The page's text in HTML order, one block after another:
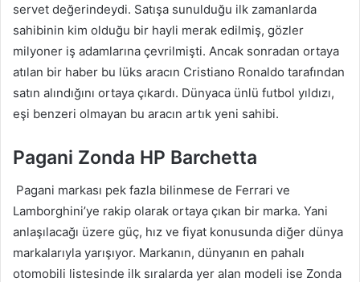
servet değerindeydi. Satışa sunulduğu ilk zamanlarda
sahibinin kim olduğu bir hayli merak edilmiş, gözler
milyoner iş adamlarına çevrilmişti. Ancak sonradan ortaya
atılan bir haber bu lüks aracın Cristiano Ronaldo tarafından
satın alındığını ortaya çıkardı. Dünyaca ünlü futbol yıldızı,
eşi benzeri olmayan bu aracın artık yeni sahibi.
Pagani Zonda HP Barchetta
Pagani markası pek fazla bilinmese de Ferrari ve
Lamborghini’ye rakip olarak ortaya çıkan bir marka. Yani
anlaşılacağı üzere güç, hız ve fiyat konusunda diğer dünya
markalarıyla yarışıyor. Markanın, dünyanın en pahalı
otomobili listesinde ilk sıralarda yer alan modeli ise Zonda